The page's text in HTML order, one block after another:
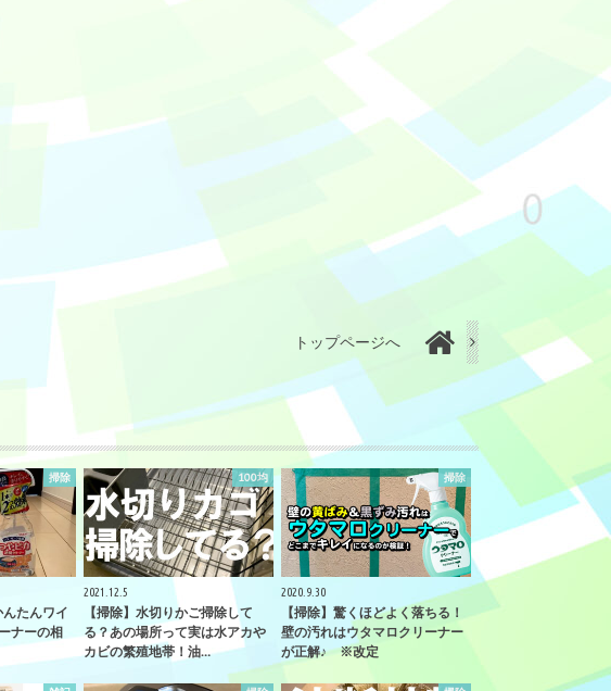
トップページへ
掃除
んたんワイ
ナーの相
100均
2021.12.5
【掃除】水切りかご掃除して
る？あの場所って実は水アカや
カビの繁殖地帯！油…
掃除
2020.9.30
【掃除】驚くほどよく落ちる！
壁の汚れはウタマロクリーナー
が正解♪ ※改定